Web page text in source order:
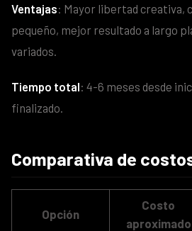
Ventajas: Mayor libertad creativa,
pequeño, mejor resultado a largo
variados.
Tiempo total: 4-6 meses desde
finalizado.
Comparativa de
Opción
Costo
aproximado